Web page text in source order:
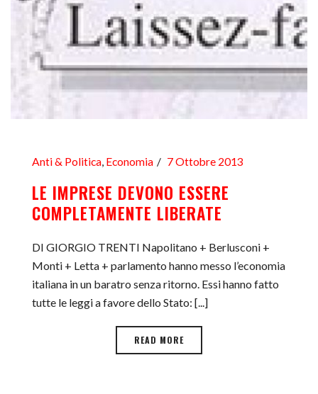
Anti & Politica, Economia 7 Ottobre 2013
LE IMPRESE DEVONO ESSERE
COMPLETAMENTE LIBERATE
DI GIORGIO TRENTI Napolitano + Berlusconi +
Monti + Letta + parlamento hanno messo l’economia
italiana in un baratro senza ritorno. Essi hanno fatto
tutte le leggi a favore dello Stato: [...]
READ MORE